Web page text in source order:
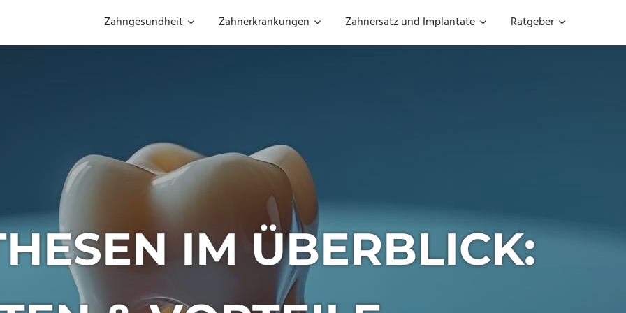
Zahngesundheit Zahnerkrankungen Zahnersatz und Implantate Ratgeber
IM ÜBERBLICK: